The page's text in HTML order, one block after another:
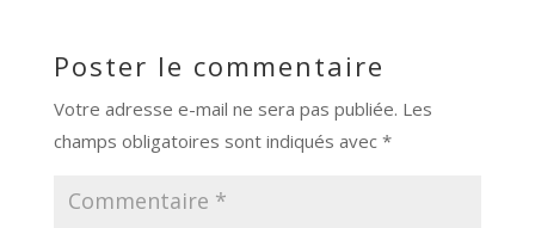
Poster le commentaire
Votre adresse e-mail ne sera pas publiée. Les
champs obligatoires sont indiqués avec *